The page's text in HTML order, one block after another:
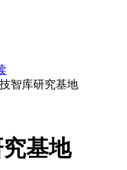
智库研究基地
基地